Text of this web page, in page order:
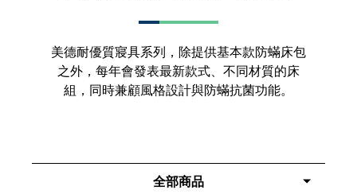
美德耐優質寢具系列，除提供基本款防蟎床包
之外，每年會發表最新款式、不同材質的床
組，同時兼顧風格設計與防蟎抗菌功能。
全部商品